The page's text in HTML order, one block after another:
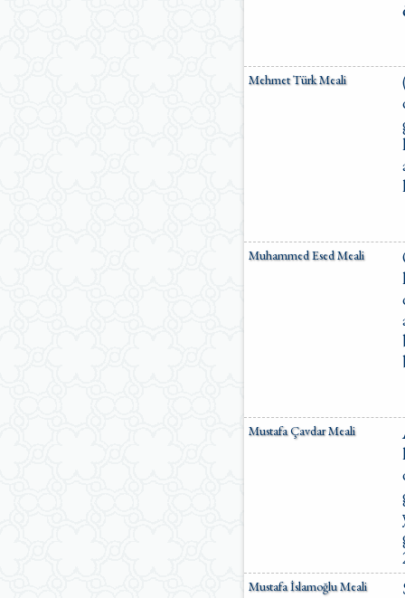
Mehmet Türk Meali
Muhammed Esed Meali
Mustafa Çavdar Meali
Mustafa İslamoğlu Meali